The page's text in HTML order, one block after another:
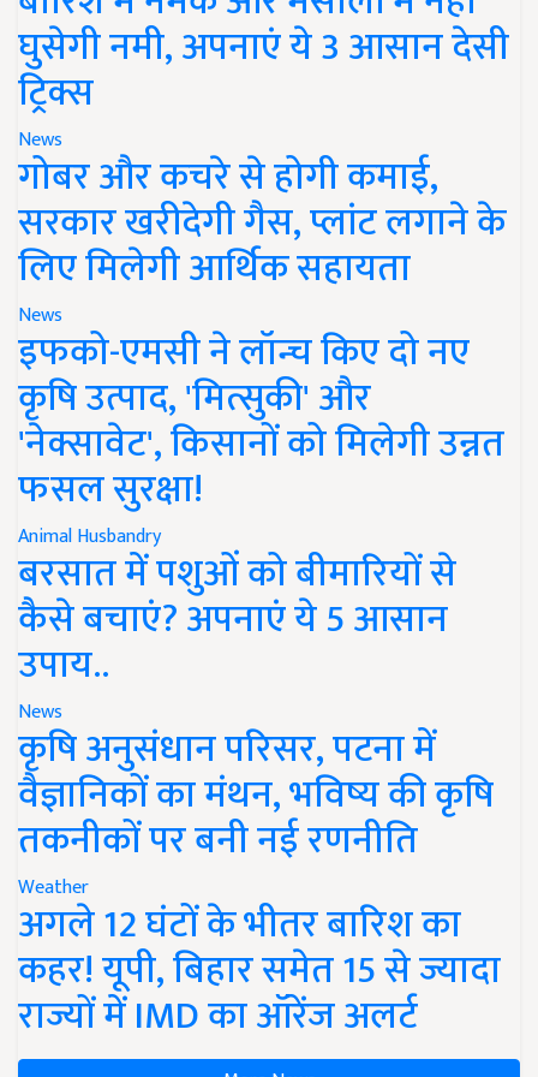
घुसेगी नमी, अपनाएं ये 3 आसान देसी
ट्रिक्स
News
गोबर और कचरे से होगी कमाई,
सरकार खरीदेगी गैस, प्लांट लगाने के
लिए मिलेगी आर्थिक सहायता
News
इफको-एमसी ने लॉन्च किए दो नए
कृषि उत्पाद, 'मित्सुकी' और
'नेक्सावेट', किसानों को मिलेगी उन्नत
फसल सुरक्षा!
Animal Husbandry
बरसात में पशुओं को बीमारियों से
कैसे बचाएं? अपनाएं ये 5 आसान
उपाय..
News
कृषि अनुसंधान परिसर, पटना में
वैज्ञानिकों का मंथन, भविष्य की कृषि
तकनीकों पर बनी नई रणनीति
Weather
अगले 12 घंटों के भीतर बारिश का
कहर! यूपी, बिहार समेत 15 से ज्यादा
राज्यों में IMD का ऑरेंज अलर्ट